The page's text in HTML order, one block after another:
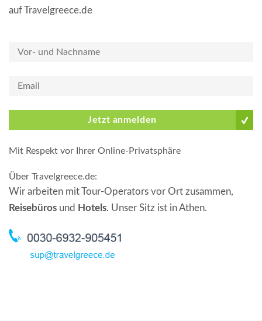
auf Travelgreece.de
Jetzt anmelden
Mit Respekt vor Ihrer Online-Privatsphäre
Über Travelgreece.de:
Wir arbeiten mit Tour-Operators vor Ort zusammen,
Reisebüros und Hotels. Unser Sitz ist in Athen.